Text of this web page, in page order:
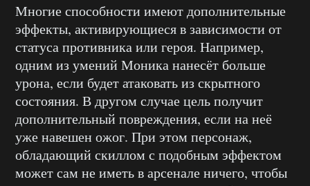
Многие способности имеют дополнительные
эффекты, активирующиеся в зависимости от
статуса противника или героя. Например,
одним из умений Моника нанесёт больше
урона, если будет атаковать из скрытного
состояния. В другом случае цель получит
дополнительный повреждения, если на неё
уже навешен ожог. При этом персонаж,
обладающий скиллом с подобным эффектом
может сам не иметь в арсенале ничего, чтобы